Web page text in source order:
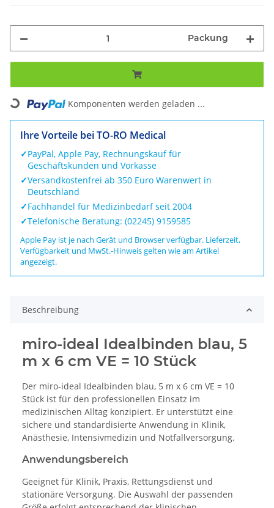
Packung
Loading... Komponenten werden geladen ...
Ihre Vorteile bei TO-RO Medical
✓PayPal, Apple Pay, Rechnungskauf für
Geschäftskunden und Vorkasse
✓Versandkostenfrei ab 350 Euro Warenwert in
Deutschland
✓Fachhandel für Medizinbedarf seit 2004
✓Telefonische Beratung: (02245) 9159585
Apple Pay ist je nach Gerät und Browser verfügbar. Lieferzeit,
Verfügbarkeit und MwSt.-Hinweis gelten wie am Artikel
angezeigt.
Beschreibung
miro-ideal Idealbinden blau, 5
m x 6 cm VE = 10 Stück
Der miro-ideal Idealbinden blau, 5 m x 6 cm VE = 10
Stück ist für den professionellen Einsatz im
medizinischen Alltag konzipiert. Er unterstützt eine
sichere und standardisierte Anwendung in Klinik,
Anästhesie, Intensivmedizin und Notfallversorgung.
Anwendungsbereich
Geeignet für Klinik, Praxis, Rettungsdienst und
stationäre Versorgung. Die Auswahl der passenden